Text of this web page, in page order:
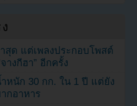
สุด แต่เพลงประกอบโพสต์
างกีฮา” อีกครั้ง
หนัก 30 กก. ใน 1 ปี แต่ยัง
กอาหาร